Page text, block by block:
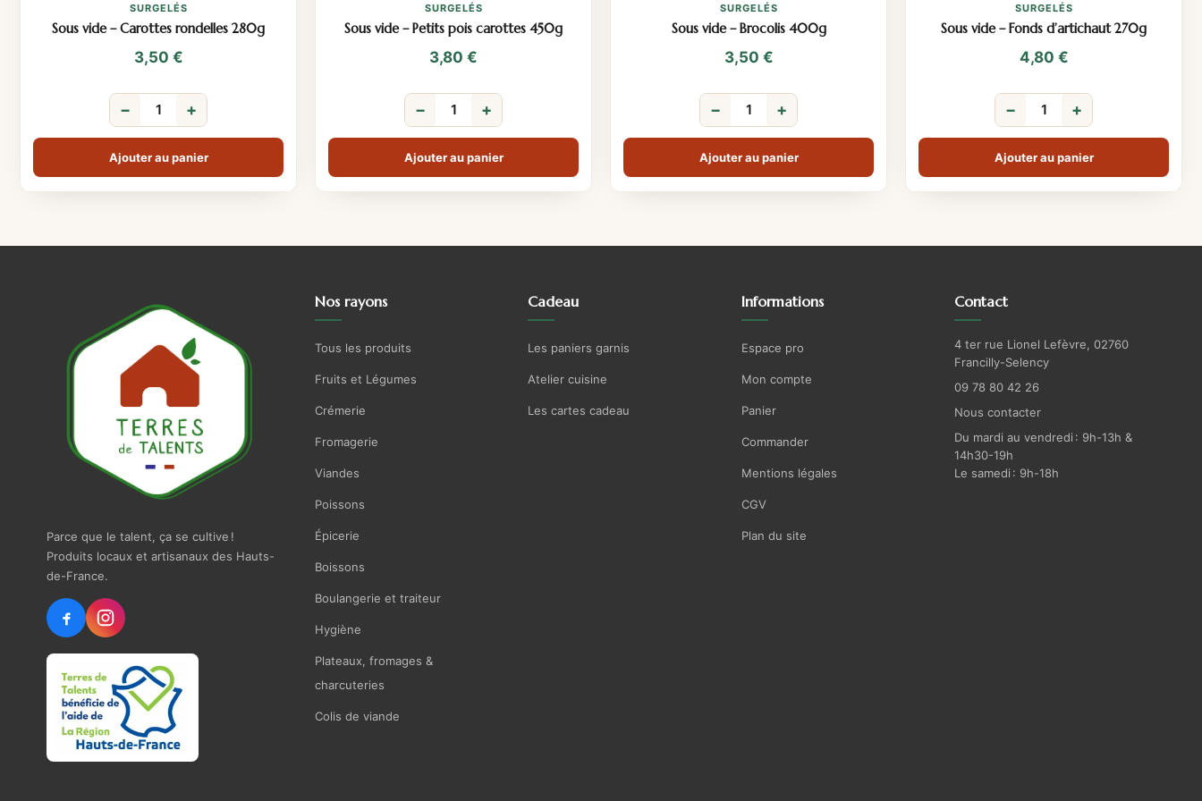
SURGELÉS
Sous vide – Carottes rondelles 280g
3,50 €
− +
Ajouter au panier
SURGELÉS
Sous vide – Petits pois carottes 450g
3,80 €
− +
Ajouter au panier
SURGELÉS
Sous vide – Brocolis 400g
3,50 €
− +
Ajouter au panier
SURGELÉS
Sous vide – Fonds d’artichaut 270g
4,80 €
− +
Ajouter au panier
Parce que le talent, ça se cultive !
Produits locaux et artisanaux des Hauts-
de-France.
Nos rayons
Tous les produits
Fruits et Légumes
Crémerie
Fromagerie
Viandes
Poissons
Épicerie
Boissons
Boulangerie et traiteur
Hygiène
Plateaux, fromages &
charcuteries
Colis de viande
Cadeau
Les paniers garnis
Atelier cuisine
Les cartes cadeau
Informations
Espace pro
Mon compte
Panier
Commander
Mentions légales
CGV
Plan du site
Contact
4 ter rue Lionel Lefèvre, 02760
Francilly-Selency
09 78 80 42 26
Nous contacter
Du mardi au vendredi : 9h-13h &
14h30-19h
Le samedi : 9h-18h